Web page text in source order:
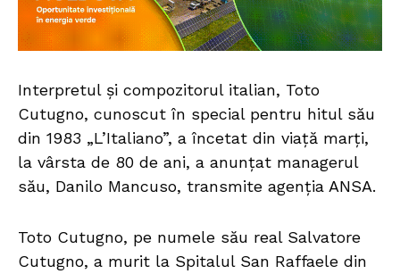
Interpretul şi compozitorul italian, Toto
Cutugno, cunoscut în special pentru hitul său
din 1983 „L’Italiano”, a încetat din viaţă marţi,
la vârsta de 80 de ani, a anunţat managerul
său, Danilo Mancuso, transmite agenţia ANSA.
Toto Cutugno, pe numele său real Salvatore
Cutugno, a murit la Spitalul San Raffaele din